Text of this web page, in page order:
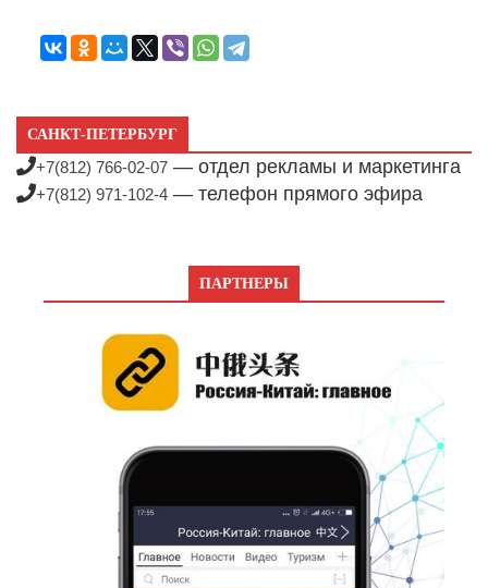
САНКТ-ПЕТЕРБУРГ
+7(812) 766-02-07 — отдел рекламы и маркетинга
+7(812) 971-102-4 — телефон прямого эфира
ПАРТНЕРЫ